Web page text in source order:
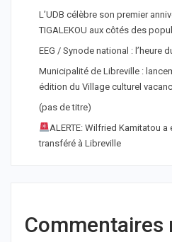
L’UDB célèbre son premier
TIGALEKOU aux côtés des
EEG / Synode national : l’heure
Municipalité de Libreville :
édition du Village culturel
(pas de titre)
ALERTE: Wilfried Kamitatou
transféré à Libreville
Commentaires